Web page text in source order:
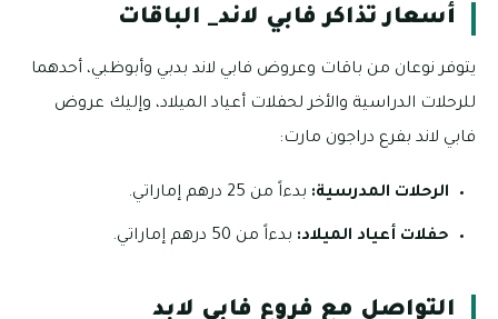
أسعار تذاكر فابي لاند_ الباقات
يتوفر نوعان من باقات وعروض فابي لاند بدبي وأبوظبي، أحدهما
للرحلات الدراسية والأخر لحفلات أعياد الميلاد، وإليك عروض
فابي لاند بفرع دراجون مارت:
الرحلات المدرسية: بدءاً من 25 درهم إماراتي.
حفلات أعياد الميلاد: بدءاً من 50 درهم إماراتي.
التواصل مع فروع فابي لابد